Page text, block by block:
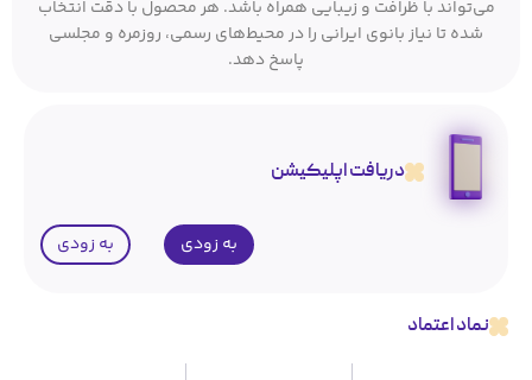
می‌تواند با ظرافت و زیبایی همراه باشد. هر محصول با دقت انتخاب
شده تا نیاز بانوی ایرانی را در محیط‌های رسمی، روزمره و مجلسی
پاسخ دهد.
دریافت اپلیکیشن
به زودی به زودی
نماد اعتماد